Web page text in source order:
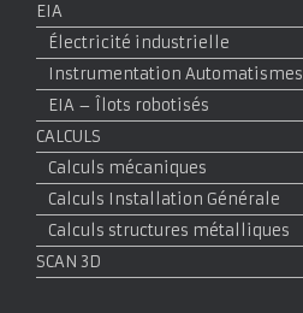
EIA
Électricité industrielle
Instrumentation Automatismes
EIA – Îlots robotisés
CALCULS
Calculs mécaniques
Calculs Installation Générale
Calculs structures métalliques
SCAN 3D